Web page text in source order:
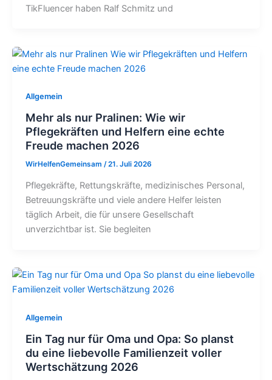
TikFluencer haben Ralf Schmitz und
Allgemein
Mehr als nur Pralinen: Wie wir
Pflegekräften und Helfern eine echte
Freude machen 2026
WirHelfenGemeinsam /21. Juli 2026
Pflegekräfte, Rettungskräfte, medizinisches Personal,
Betreuungskräfte und viele andere Helfer leisten
täglich Arbeit, die für unsere Gesellschaft
unverzichtbar ist. Sie begleiten
Allgemein
Ein Tag nur für Oma und Opa: So planst
du eine liebevolle Familienzeit voller
Wertschätzung 2026